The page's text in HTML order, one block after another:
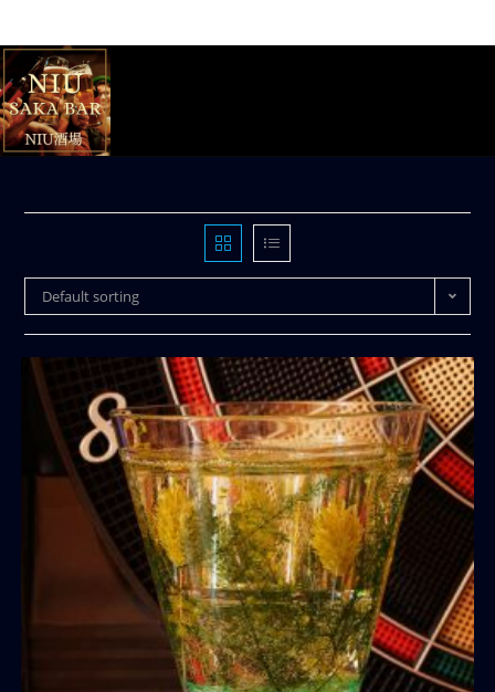
Default sorting